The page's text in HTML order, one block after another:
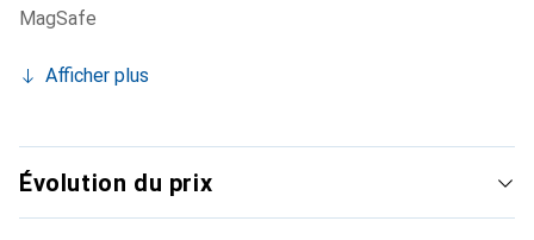
MagSafe
Afficher plus
Évolution du prix